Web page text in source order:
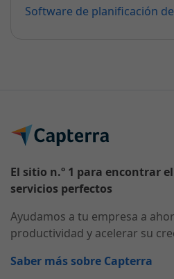
Software de planificación
El sitio n.º 1 para encontrar
servicios perfectos
Ayudamos a tu empresa a
productividad y acelerar su
Saber más sobre Capterra